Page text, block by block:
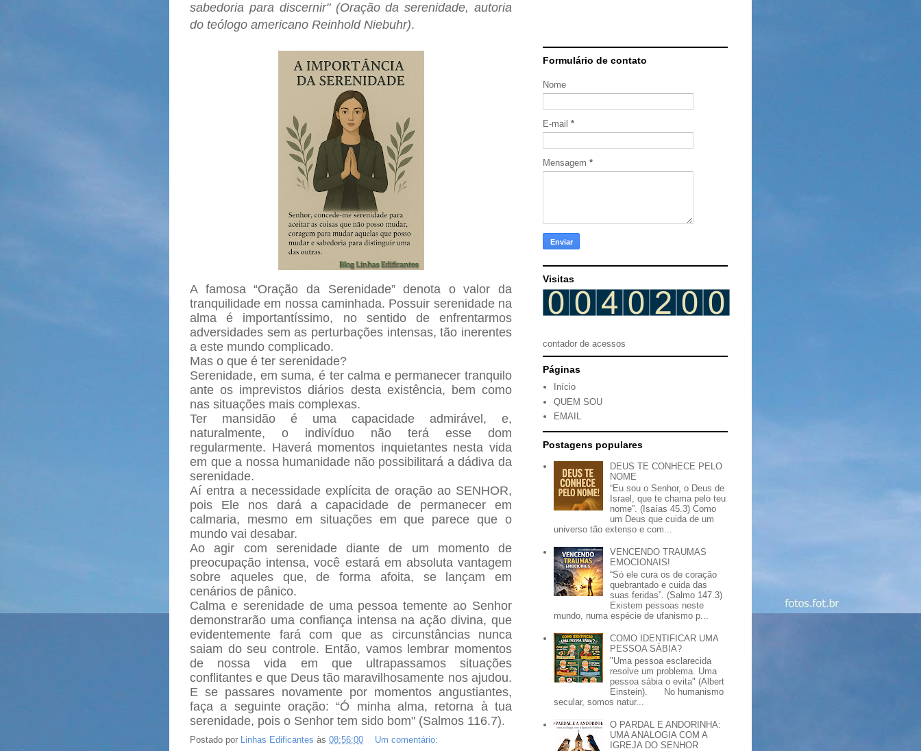
sabedoria para discernir" (Oração da serenidade, autoria
do teólogo americano Reinhold Niebuhr).
A famosa “Oração da Serenidade” denota o valor da
tranquilidade em nossa caminhada. Possuir serenidade na
alma é importantíssimo, no sentido de enfrentarmos
adversidades sem as perturbações intensas, tão inerentes
a este mundo complicado.
Mas o que é ter serenidade?
Serenidade, em suma, é ter calma e permanecer tranquilo
ante os imprevistos diários desta existência, bem como
nas situações mais complexas.
Ter mansidão é uma capacidade admirável, e,
naturalmente, o indivíduo não terá esse dom
regularmente. Haverá momentos inquietantes nesta vida
em que a nossa humanidade não possibilitará a dádiva da
serenidade.
Aí entra a necessidade explícita de oração ao SENHOR,
pois Ele nos dará a capacidade de permanecer em
calmaria, mesmo em situações em que parece que o
mundo vai desabar.
Ao agir com serenidade diante de um momento de
preocupação intensa, você estará em absoluta vantagem
sobre aqueles que, de forma afoita, se lançam em
cenários de pânico.
Calma e serenidade de uma pessoa temente ao Senhor
demonstrarão uma confiança intensa na ação divina, que
evidentemente fará com que as circunstâncias nunca
saiam do seu controle. Então, vamos lembrar momentos
de nossa vida em que ultrapassamos situações
conflitantes e que Deus tão maravilhosamente nos ajudou.
E se passares novamente por momentos angustiantes,
faça a seguinte oração: “Ó minha alma, retorna à tua
serenidade, pois o Senhor tem sido bom" (Salmos 116.7).
Postado por Linhas Edificantes às 08:56:00 Um comentário:
Formulário de contato
Nome
E-mail *
Mensagem *
Visitas
contador de acessos
Páginas
Início
QUEM SOU
EMAIL
Postagens populares
DEUS TE CONHECE PELO
NOME
“Eu sou o Senhor, o Deus de
Israel, que te chama pelo teu
nome”. (Isaías 45.3) Como
um Deus que cuida de um
universo tão extenso e com...
VENCENDO TRAUMAS
EMOCIONAIS!
“Só ele cura os de coração
quebrantado e cuida das
suas feridas”. (Salmo 147.3)
Existem pessoas neste
mundo, numa espécie de ufanismo p...
COMO IDENTIFICAR UMA
PESSOA SÁBIA?
"Uma pessoa esclarecida
resolve um problema. Uma
pessoa sábia o evita" (Albert
Einstein). No humanismo
secular, somos natur...
O PARDAL E ANDORINHA:
UMA ANALOGIA COM A
IGREJA DO SENHOR